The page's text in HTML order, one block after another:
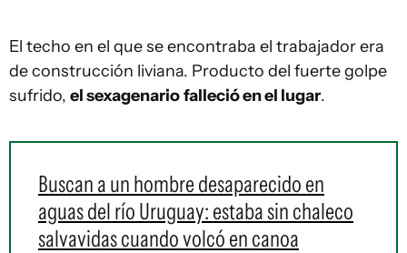
El techo en el que se encontraba el trabajador era
de construcción liviana. Producto del fuerte golpe
sufrido, el sexagenariofalleció en el lugar.
Buscan a un hombre desaparecido en
aguas del río Uruguay: estaba sin chaleco
salvavidas cuando volcó en canoa